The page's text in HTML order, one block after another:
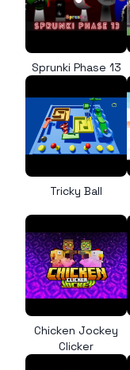
Sprunki Phase 13
Tricky Ball
Chicken Jockey
Clicker